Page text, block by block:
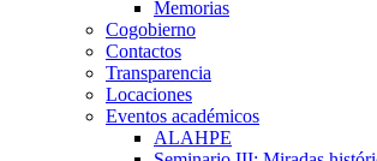
Memorias
Cogobierno
Contactos
Transparencia
Locaciones
Eventos académicos
ALAHPE